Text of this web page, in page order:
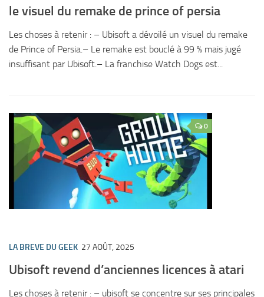
le visuel du remake de prince of persia
Les choses à retenir : – Ubisoft a dévoilé un visuel du remake
de Prince of Persia.– Le remake est bouclé à 99 % mais jugé
insuffisant par Ubisoft.– La franchise Watch Dogs est...
0
LA BREVE DU GEEK 27 AOÛT, 2025
Ubisoft revend d’anciennes licences à atari
Les choses à retenir : – ubisoft se concentre sur ses principales